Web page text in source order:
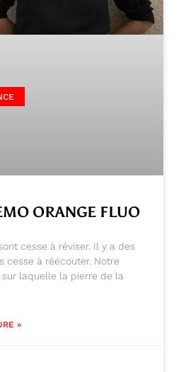
ORANGE FLUO
cesse à réviser. Il y a des
cesse à réécouter. Notre
laquelle la pierre de la
»